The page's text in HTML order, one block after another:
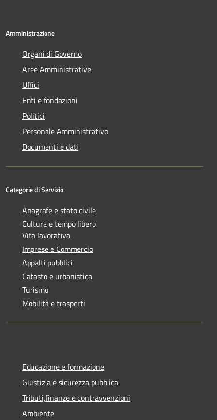
Amministrazione
Organi di Governo
Aree Amministrative
Uffici
Enti e fondazioni
Politici
Personale Amministrativo
Documenti e dati
Categorie di Servizio
Anagrafe e stato civile
Cultura e tempo libero
Vita lavorativa
Imprese e Commercio
Appalti pubblici
Catasto e urbanistica
Turismo
Mobilità e trasporti
Educazione e formazione
Giustizia e sicurezza pubblica
Tributi,finanze e contravvenzioni
Ambiente